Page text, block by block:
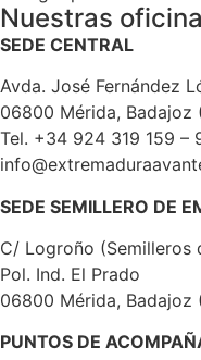
Nuestras
SEDE CENTRAL
Avda. José Fernández
06800 Mérida, Badajoz
Tel. +34 924 319 159 –
SEDE SEMILLERO DE
C/ Logroño (Semilleros
Pol. Ind. El Prado
06800 Mérida, Badajoz
PUNTOS DE